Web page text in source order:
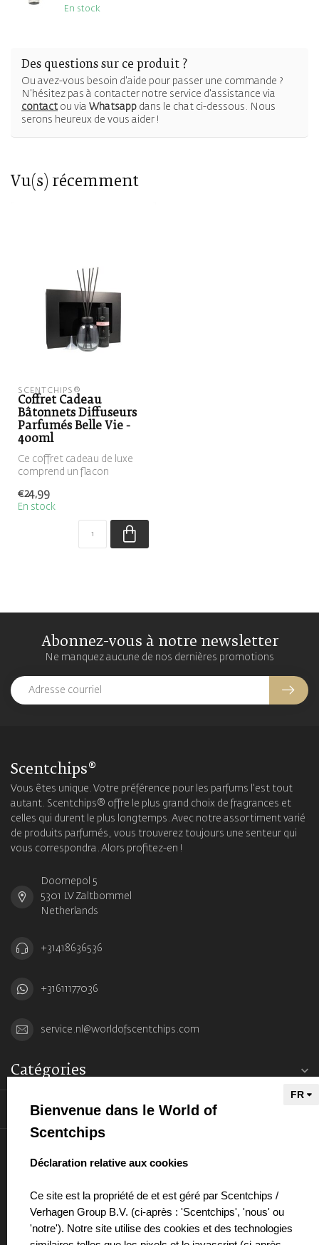
En stock
Des questions sur ce produit ?
Ou avez-vous besoin d'aide pour passer une commande ?
N'hésitez pas à contacter notre service d'assistance via
contactou via Whatsapp dans le chat ci-dessous. Nous
serons heureux de vous aider !
Vu(s) récemment
SCENTCHIPS®
Coffret Cadeau
Bâtonnets Diffuseurs
Parfumés Belle Vie -
400ml
Ce coffret cadeau de luxe
comprend un flacon
ensemble d...
€24,99
En stock
Abonnez-vous à notre newsletter
Ne manquez aucune de nos dernières promotions
Scentchips®
Vous êtes unique. Votre préférence pour les parfums l'est tout
autant. Scentchips® offre le plus grand choix de fragrances et
celles qui durent le plus longtemps. Avec notre assortiment varié
de produits parfumés, vous trouverez toujours une senteur qui
vous correspondra. Alors profitez-en !
Doornepol 5
5301 LV Zaltbommel
Netherlands
+31418636536
+31611177036
service.nl@worldofscentchips.com
Catégories
Informations
Bienvenue dans le World of
Scentchips
select language
Déclaration relative aux cookies
Ce site est la propriété de et est géré par Scentchips /
Verhagen Group B.V. (ci-après : 'Scentchips', 'nous' ou
'notre'). Notre site utilise des cookies et des technologies